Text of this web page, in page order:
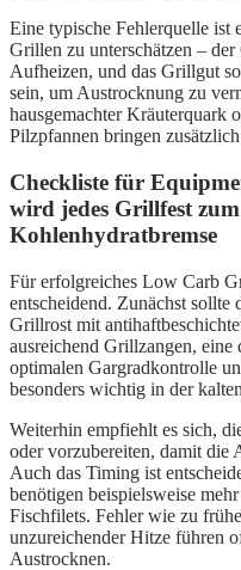
Eine typische Fehlerquelle ist
Grillen zu unterschätzen –
Aufheizen, und das Grillgut
sein, um Austrocknung zu
hausgemachter Kräuterquark
Pilzpfannen bringen
Checkliste für
wird jedes Grillfest
Kohlenhydratbremse
Für erfolgreiches Low Carb
entscheidend. Zunächst sollte
Grillrost mit
ausreichend Grillzangen,
optimalen Gargradkontrolle
besonders wichtig in der
Weiterhin empfiehlt es sich,
oder vorzubereiten, damit die
Auch das Timing ist
benötigen beispielsweise
Fischfilets. Fehler wie zu
unzureichender Hitze führen
Austrocknen.